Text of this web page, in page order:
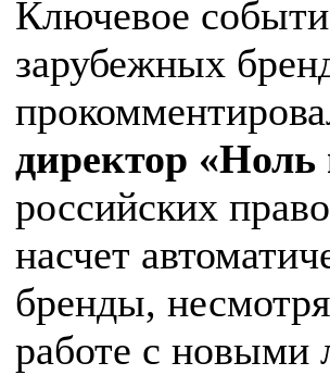
Ключевое
зарубежных
директор
российских
насчет
бренды,
работе с новыми